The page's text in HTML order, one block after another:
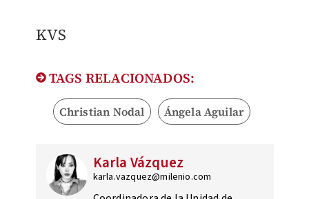
KVS
TAGS RELACIONADOS:
Christian Nodal Ángela Aguilar
Karla Vázquez
karla.vazquez@milenio.com